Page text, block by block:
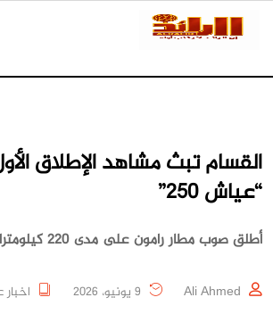
القسام تبث مشاهد الإطلاق
“عياش 250”
أطلق صوب مطار رامون على مدى 220 كيلومترا
Ali Ahmed